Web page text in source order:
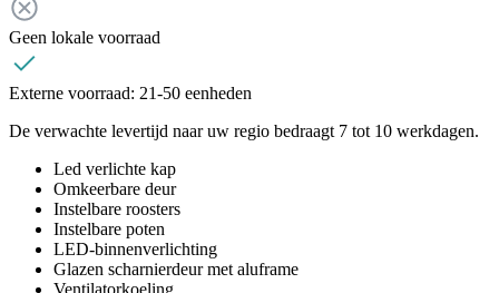
Geen lokale voorraad
Externe voorraad: 21-50 eenheden
De verwachte levertijd naar uw regio bedraagt 7 tot 10 werkdagen.
Led verlichte kap
Omkeerbare deur
Instelbare roosters
Instelbare poten
LED-binnenverlichting
Glazen scharnierdeur met aluframe